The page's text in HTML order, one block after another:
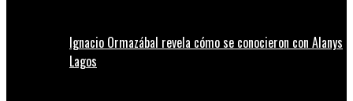
Ignacio Ormazábal revela cómo se conocieron con Alanys
Lagos